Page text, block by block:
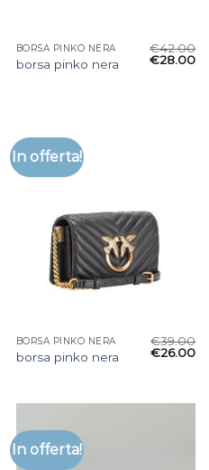
BORSA PINKO NERA
borsa pinko nera
€42.00
€28.00
In offerta!
BORSA PINKO NERA
borsa pinko nera
€39.00
€26.00
In offerta!